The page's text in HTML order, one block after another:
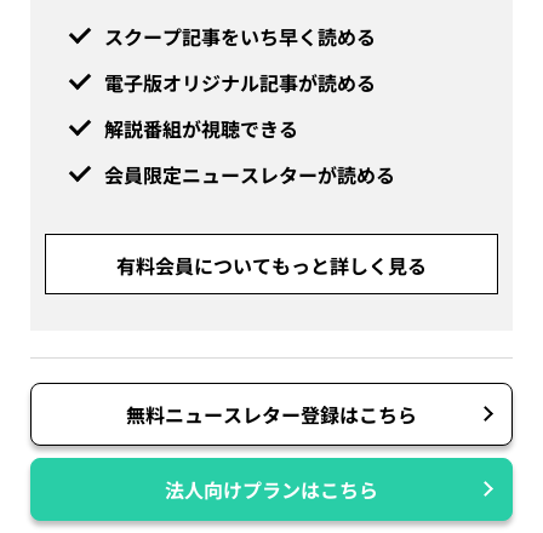
スクープ記事をいち早く読める
電子版オリジナル記事が読める
解説番組が視聴できる
会員限定ニュースレターが読める
有料会員についてもっと詳しく見る
無料ニュースレター登録はこちら
法人向けプランはこちら